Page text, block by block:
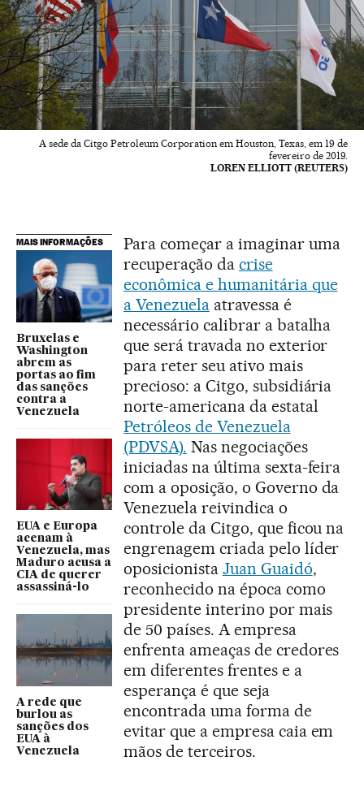
A sede da Citgo Petroleum Corporation em Houston, Texas, em 19 de
fevereiro de 2019.
LOREN ELLIOTT (REUTERS)
MAIS INFORMAÇÕES
Bruxelas e
Washington
abrem as
portas ao fim
das sanções
contra a
Venezuela
EUA e Europa
acenam à
Venezuela, mas
Maduro acusa a
CIA de querer
assassiná-lo
A rede que
burlou as
sanções dos
EUA à
Venezuela
Para começar a imaginar uma
recuperação da crise
econômica e humanitária que
a Venezuelaatravessa é
necessário calibrar a batalha
que será travada no exterior
para reter seu ativo mais
precioso: a Citgo, subsidiária
norte-americana da estatal
Petróleos de Venezuela
(PDVSA). Nas negociações
iniciadas na última sexta-feira
com a oposição, o Governo da
Venezuela reivindica o
controle da Citgo, que ficou na
engrenagem criada pelo líder
oposicionista Juan Guaidó,
reconhecido na época como
presidente interino por mais
de 50 países. A empresa
enfrenta ameaças de credores
em diferentes frentes e a
esperança é que seja
encontrada uma forma de
evitar que a empresa caia em
mãos de terceiros.